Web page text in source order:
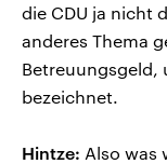
die CDU ja nicht
anderes Thema
Betreuungsgeld,
bezeichnet.
Hintze: Also was